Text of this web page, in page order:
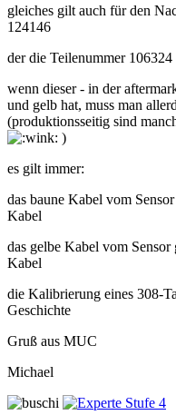
gleiches gilt auch für den
124146
der die Teilenummer 106324
wenn dieser - in der
und gelb hat, muss man
(produktionsseitig sind
)
es gilt immer:
das baune Kabel vom
Kabel
das gelbe Kabel vom
Kabel
die Kalibrierung eines 308-
Geschichte
Gruß aus MUC
Michael